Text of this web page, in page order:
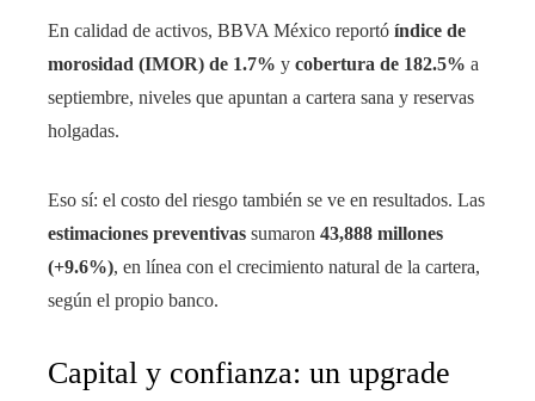
En calidad de activos, BBVA México reportó índice de
morosidad (IMOR) de 1.7% y cobertura de 182.5% a
septiembre, niveles que apuntan a cartera sana y reservas
holgadas.
Eso sí: el costo del riesgo también se ve en resultados. Las
estimaciones preventivas sumaron 43,888 millones
(+9.6%), en línea con el crecimiento natural de la cartera,
según el propio banco.
Capital y confianza: un upgrade